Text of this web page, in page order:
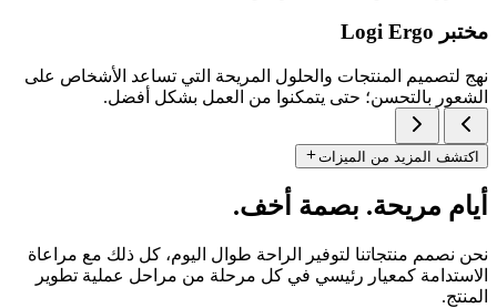
مختبر Logi Ergo
نهج لتصميم المنتجات والحلول المريحة التي تساعد الأشخاص على
الشعور بالتحسن؛ حتى يتمكنوا من العمل بشكل أفضل.
اكتشف المزيد من الميزات
أيام مريحة. بصمة أخف.
نحن نصمم منتجاتنا لتوفير الراحة طوال اليوم، كل ذلك مع مراعاة
الاستدامة كمعيار رئيسي في كل مرحلة من مراحل عملية تطوير
المنتج.